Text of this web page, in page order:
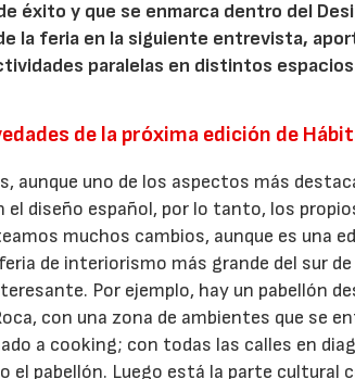
éxito y que se enmarca dentro del
la feria en la siguiente entrevista,
paralelas en distintos
de la próxima edición de
aunque uno de los aspectos más
el diseño español, por lo tanto, los
muchos cambios, aunque es una
de interiorismo más grande del sur
Por ejemplo, hay un pabellón
con una zona de ambientes que se
a cooking; con todas las calles en
el pabellón. Luego está la parte cultural
30/06/2026